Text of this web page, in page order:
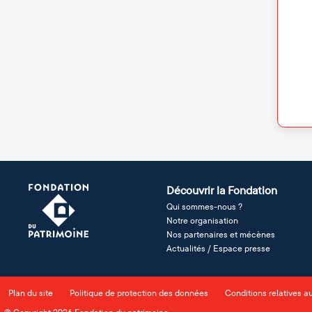
Découvrir la Fondation
Qui sommes-nous ?
Notre organisation
Nos partenaires et mécènes
Actualités / Espace presse
Plan du site Politique de protection des données Conditions relatives